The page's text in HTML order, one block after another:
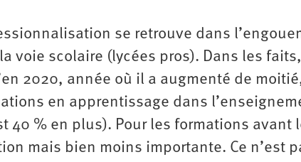
se retrouve dans
voie scolaire (lycées pros). Dans les
2020, année où il a augmenté de
en apprentissage dans
40 % en plus). Pour les formations avant
mais bien moins importante. Ce n’est